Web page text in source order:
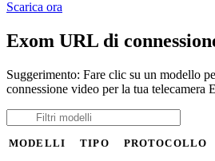
Scarica ora
Exom URL di
Suggerimento: Fare clic su un modello
connessione video per la tua telecamera
MODELLI TIPO PROTOCOLLO